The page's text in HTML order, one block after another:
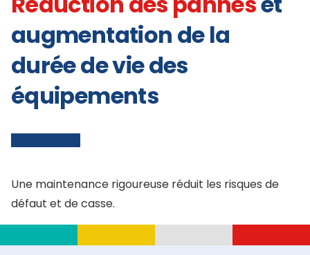
augmentation de la
durée de vie des
équipements
Une maintenance rigoureuse réduit les risques de
défaut et de casse.